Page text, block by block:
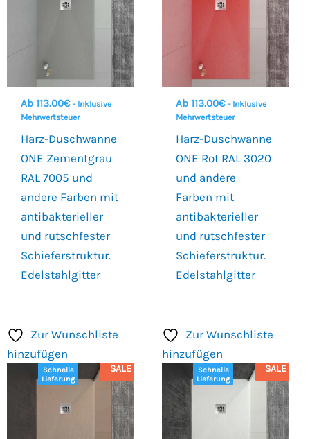
Ab 113.00€ - Inklusive
Mehrwertsteuer
Harz-Duschwanne
ONE Zementgrau
RAL 7005 und
andere Farben mit
antibakterieller
und rutschfester
Schieferstruktur.
Edelstahlgitter
Ab 113.00€ - Inklusive
Mehrwertsteuer
Harz-Duschwanne
ONE Rot RAL 3020
und andere
Farben mit
antibakterieller
und rutschfester
Schieferstruktur.
Edelstahlgitter
Zur Wunschliste
hinzufügen
Schnelle
Lieferung
SALE
Zur Wunschliste
hinzufügen
Schnelle
Lieferung
SALE